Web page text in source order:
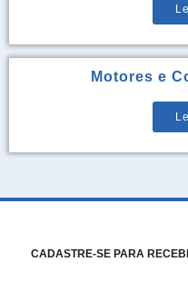
Motores e
CADASTRE-SE PARA